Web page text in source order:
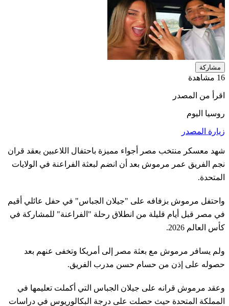
مشاركة
16 مشاهدة
اقرأ من المصدر
روسيا اليوم
زيارة المصدر
شهد معسكر منتخب مصر أجواء مميزة باحتفال اللاعبين بعقد قران
نجم الفريق عمر مرموش بعد أن انضم لبعثة الفراعنة في الولايات
المتحدة.
واحتفل مرموش بزفافه على "جيلان الجباس" في حفل عائلي أقيم
في مصر قبل أيام قليلة من انطلاق رحلة "الفراعنة" للمشاركة في
كأس العالم 2026.
ولم يسافر مرموش مع بعثة مصر إلى أمريكا وتخفى عنهم بعد
حصوله على إذن من حسام حسن مدرب الفريق.
وعقد مرموش قرانه على جيلان الجباس التي أكملت تعليمها في
المملكة المتحدة حيث حصلت على درجة البكالوريوس في دراسات